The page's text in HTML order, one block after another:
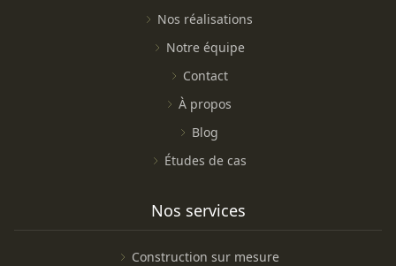
Nos réalisations
Notre équipe
Contact
À propos
Blog
Études de cas
Nos services
Construction sur mesure